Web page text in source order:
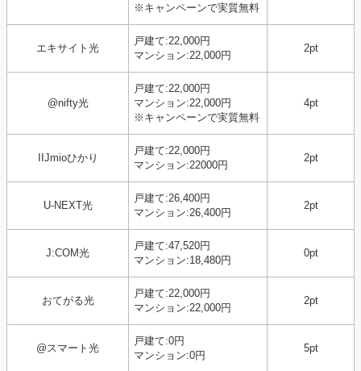
※キャンペーンで実質無料
エキサイト光
戸建て:22,000円
マンション:22,000円
2pt
@nifty光
戸建て:22,000円
マンション:22,000円
※キャンペーンで実質無料
4pt
IIJmioひかり
戸建て:22,000円
マンション:22000円
2pt
U-NEXT光
戸建て:26,400円
マンション:26,400円
2pt
J:COM光
戸建て:47,520円
マンション:18,480円
0pt
おてがる光
戸建て:22,000円
マンション:22,000円
2pt
@スマート光
戸建て:0円
マンション:0円
5pt